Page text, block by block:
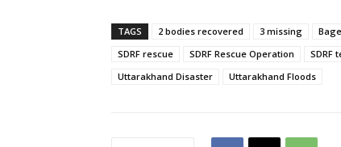
TAGS 2 bodies recovered 3 missing
SDRF rescue
SDRF Rescue Operation SDRF
Uttarakhand Disaster
Uttarakhand Floods